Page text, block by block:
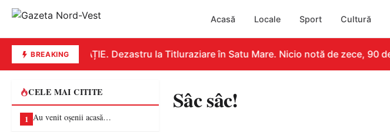
Acasă Locale Sport Cultură
BREAKING
EDUCAȚIE. Dezastru la Titluraziare în Satu Mare. Nicio notă de zece, 90 de
CELE MAI CITITE
1 Au venit oșenii acasă…
Sâc sâc!